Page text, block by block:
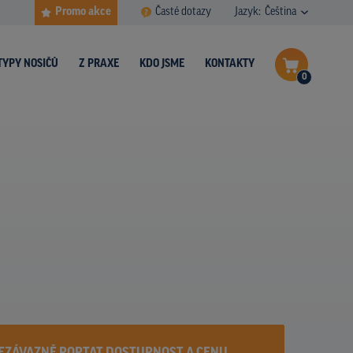
Promo akce Časté dotazy Jazyk: Čeština
0
NOSIČŮ Z PRAXE KDO JSME KONTAKTY